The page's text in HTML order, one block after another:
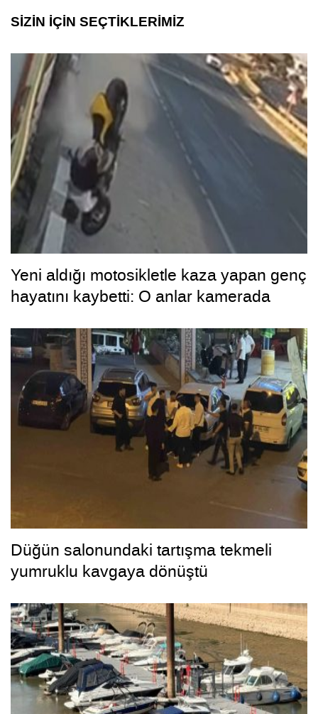
SİZİN İÇİN SEÇTİKLERİMİZ
Yeni aldığı motosikletle kaza yapan genç
hayatını kaybetti: O anlar kamerada
Düğün salonundaki tartışma tekmeli
yumruklu kavgaya dönüştü